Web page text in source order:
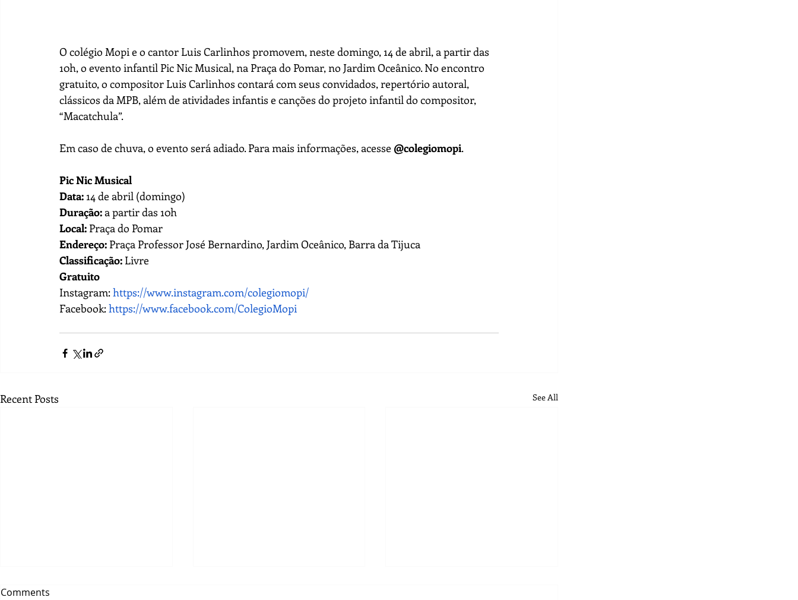
O colégio Mopie o cantor Luis Carlinhos promovem, neste domingo, 14 de abril, a partir das
10h, o evento infantil Pic Nic Musical, na Praça do Pomar, no Jardim Oceânico. No encontro
gratuito, o compositor Luis Carlinhos contará com seus convidados, repertório autoral,
clássicos da MPB, além de atividades infantis e canções do projeto infantil do compositor,
“Macatchula”.
Em caso de chuva, o evento será adiado. Para mais informações, acesse @colegiomopi.
Pic Nic Musical
Data: 14 de abril (domingo)
Duração: a partir das 10h
Local: Praça do Pomar
Endereço: Praça Professor José Bernardino, Jardim Oceânico, Barra da Tijuca
Classificação: Livre
Gratuito
Instagram: https://www.instagram.com/colegiomopi/
Facebook: https://www.facebook.com/ColegioMopi
Recent Posts See All
Comments